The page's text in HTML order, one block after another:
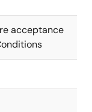
acceptance